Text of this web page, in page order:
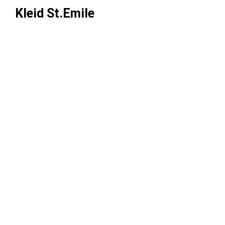
Kleid St.Emile